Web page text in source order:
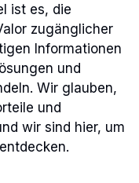
ist es, die
zugänglicher
Informationen
und
Wir glauben,
und
wir sind hier, um